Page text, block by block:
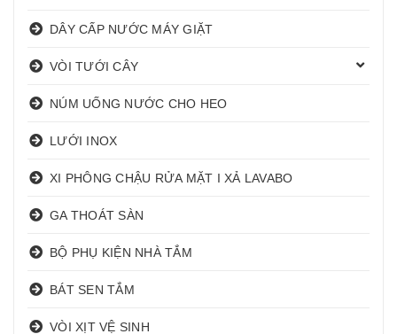
DÂY CẤP NƯỚC MÁY GIẶT
VÒI TƯỚI CÂY
NÚM UỐNG NƯỚC CHO HEO
LƯỚI INOX
XI PHÔNG CHẬU RỬA MẶT I XẢ LAVABO
GA THOÁT SÀN
BỘ PHỤ KIỆN NHÀ TẮM
BÁT SEN TẮM
VÒI XỊT VỆ SINH